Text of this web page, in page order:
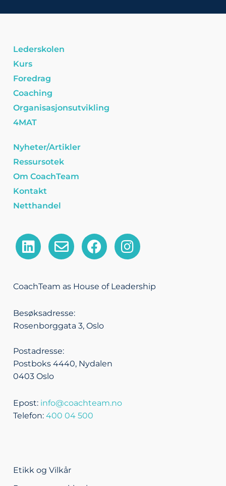
Lederskolen
Kurs
Foredrag
Coaching
Organisasjonsutvikling
4MAT
Nyheter/Artikler
Ressursotek
Om CoachTeam
Kontakt
Netthandel
L
i
k
d
i
E
n
e
o
p
F
a
e
o
I
n
t
CoachTeam as House of Leadership
Besøksadresse:
Rosenborggata 3, Oslo
Postadresse:
Postboks 4440, Nydalen
0403 Oslo
Epost: info@coachteam.no
Telefon: 400 04 500
Etikk og Vilkår